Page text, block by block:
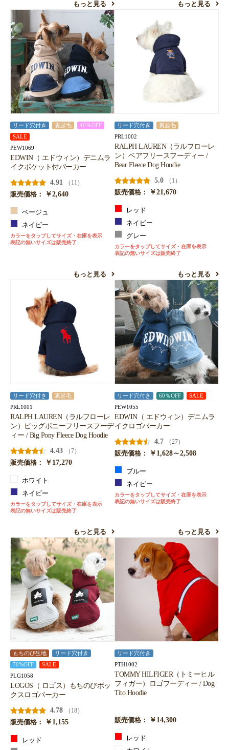
もっと見る もっと見る
リード穴付き 裏起毛
40％OFF
SALE
PEW1069
EDWIN（ エドウィン）デニムラ
イクポケット付パーカー
4.91
（11）
販売価格：
￥2,640
ベージュ
ネイビー
カラーをタップしてサイズ・在庫を表示
表記の無いサイズは販売終了
もっと見る
リード穴付き 裏起毛
PRL1002
RALPH LAUREN（ラルフローレ
ン）ベアフリースフーディー /
Bear Fleece Dog Hoodie
5.0
（1）
販売価格：
￥21,670
レッド
ネイビー
グレー
カラーをタップしてサイズ・在庫を表示
表記の無いサイズは販売終了
もっと見る
リード穴付き 裏起毛
PRL1001
RALPH LAUREN（ラルフローレ
ン）ビッグポニーフリースフーデ
ィー / Big Pony Fleece Dog Hoodie
4.43
（7）
販売価格：
￥17,270
ホワイト
ネイビー
カラーをタップしてサイズ・在庫を表示
表記の無いサイズは販売終了
もっと見る
リード穴付き 60％OFF SALE
PEW1055
EDWIN（ エドウィン）デニムラ
イクロゴパーカー
4.7
（27）
販売価格：
￥1,628～2,508
ブルー
ネイビー
カラーをタップしてサイズ・在庫を表示
表記の無いサイズは販売終了
もっと見る
もちのび生地
リード穴付き
70%OFF
SALE
PLG1058
LOGOS（ ロゴス）もちのびボッ
クスロゴパーカー
4.78
（18）
販売価格：
￥1,155
レッド
リード穴付き
PTH1002
TOMMY HILFIGER（トミーヒル
フィガー）ロゴフーディー / Dog
Tito Hoodie
販売価格： ￥14,300
レッド